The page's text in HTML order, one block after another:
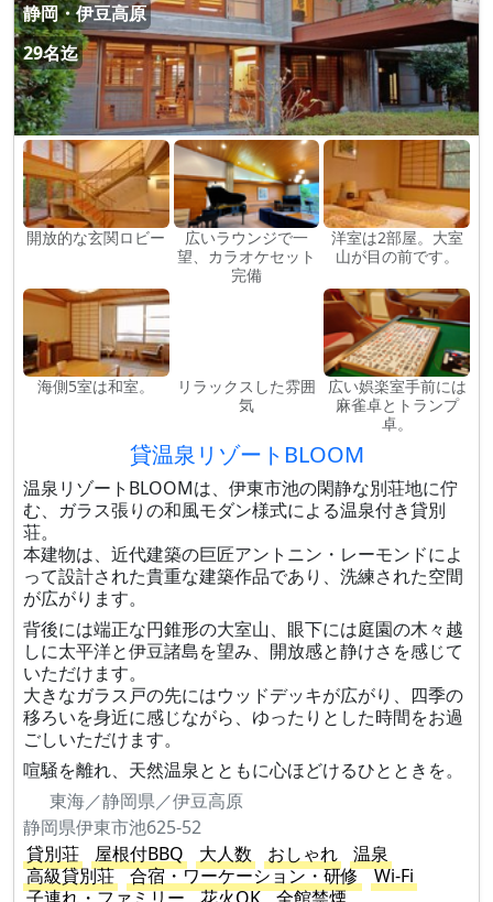
静岡・伊豆高原
29名迄
開放的な玄関ロビー
広いラウンジで一
望、カラオケセット
完備
洋室は2部屋。大室
山が目の前です。
海側5室は和室。
リラックスした雰囲
気
広い娯楽室手前には
麻雀卓とトランプ
卓。
貸温泉リゾートBLOOM
温泉リゾートBLOOMは、伊東市池の閑静な別荘地に佇
む、ガラス張りの和風モダン様式による温泉付き貸別
荘。
本建物は、近代建築の巨匠アントニン・レーモンドによ
って設計された貴重な建築作品であり、洗練された空間
が広がります。
背後には端正な円錐形の大室山、眼下には庭園の木々越
しに太平洋と伊豆諸島を望み、開放感と静けさを感じて
いただけます。
大きなガラス戸の先にはウッドデッキが広がり、四季の
移ろいを身近に感じながら、ゆったりとした時間をお過
ごしいただけます。
喧騒を離れ、天然温泉とともに心ほどけるひとときを。
東海／静岡県／伊豆高原
静岡県伊東市池625-52
貸別荘
屋根付BBQ 大人数 おしゃれ
温泉
高級貸別荘
合宿・ワーケーション・研修
Wi-Fi